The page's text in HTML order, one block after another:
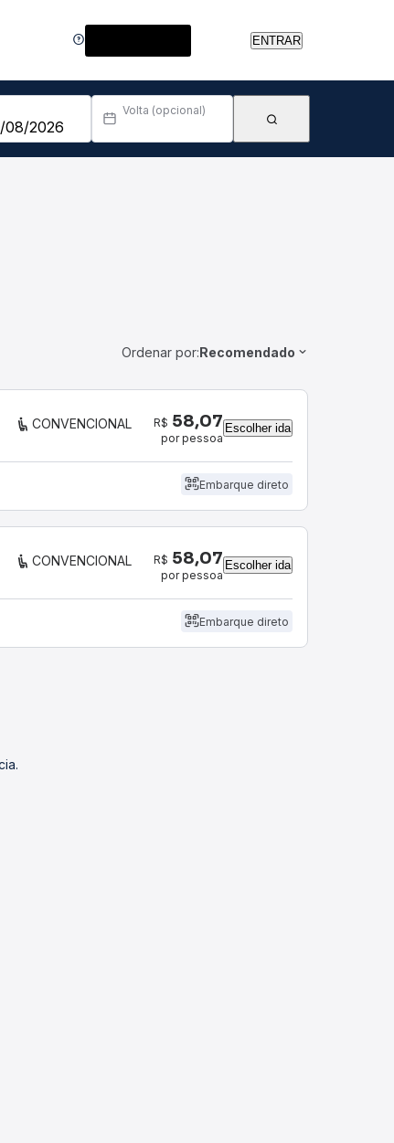
ENTRAR
Volta (opcional)
Ordenar por:Recomendado
CONVENCIONAL R$ 58,07
por pessoa
Escolher ida
Embarque direto
CONVENCIONAL R$ 58,07
por pessoa
Escolher ida
Embarque direto